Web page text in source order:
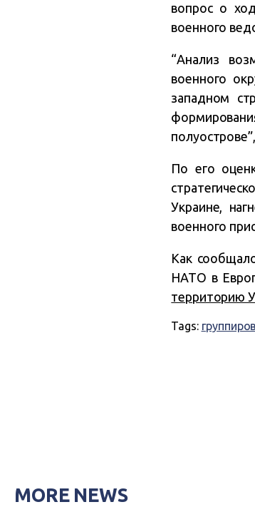
вопрос о
военного
“Анализ
военного
западном
По его
Украине,
военного
Как
НАТО в
территорию
Tags:
MORE NEWS